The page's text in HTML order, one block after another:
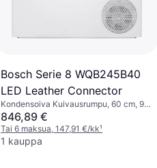
Bosch Serie 8 WQB245B40
LED Leather Connector
Kondensoiva Kuivausrumpu, 60 cm, 9
kg
846,89 €
Tai 6 maksua, 147,91 €/kk¹
1 kauppa